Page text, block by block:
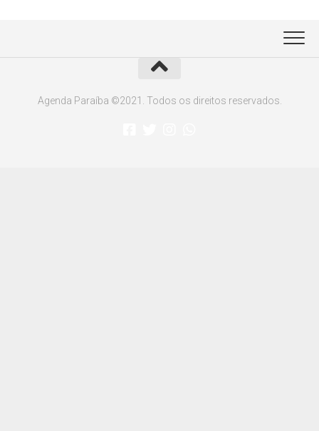
Agenda Paraíba ©2021. Todos os direitos reservados.